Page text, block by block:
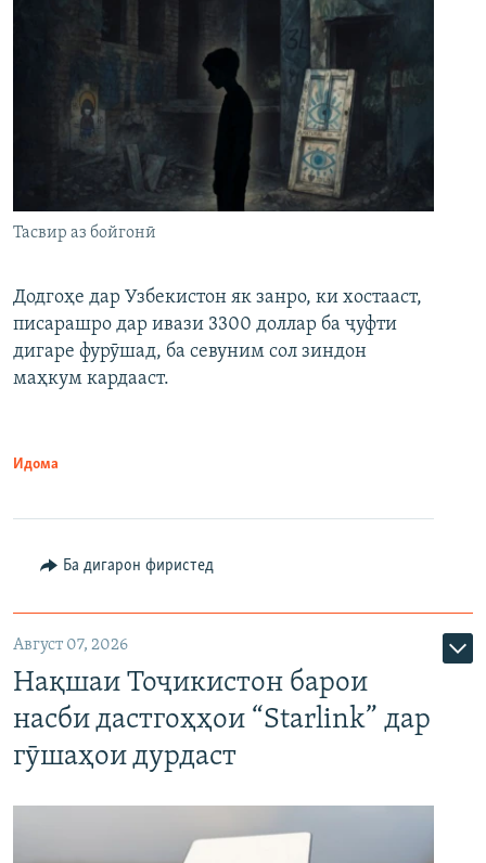
Тасвир аз бойгонӣ
Додгоҳе дар Узбекистон як занро, ки хостааст,
писарашро дар ивази 3300 доллар ба ҷуфти
дигаре фурӯшад, ба севуним сол зиндон
маҳкум кардааст.
Идома
Ба дигарон фиристед
Август 07, 2026
Нақшаи Тоҷикистон барои
насби дастгоҳҳои “Starlink” дар
гӯшаҳои дурдаст